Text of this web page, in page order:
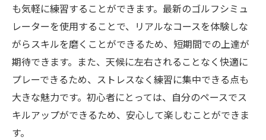
仕事のストレスをゴルフでリフレッシュ
夜間や早朝におすすめの練習メニュー
仕事帰りでも安心して通える理由
時間を効率的に使った練習プランの立て方
利用者の声：24時間営業の魅力とは
最新シミュレーターを使ったリアルなゴルフ体
験藤沢駅で
も気軽に練習することができます。最新のゴルフシミュ
レーターを使用することで、リアルなコースを体験しな
がらスキルを磨くことができるため、短期間での上達が
期待できます。また、天候に左右されることなく快適に
プレーできるため、ストレスなく練習に集中できる点も
大きな魅力です。初心者にとっては、自分のペースでス
キルアップができるため、安心して楽しむことができま
す。